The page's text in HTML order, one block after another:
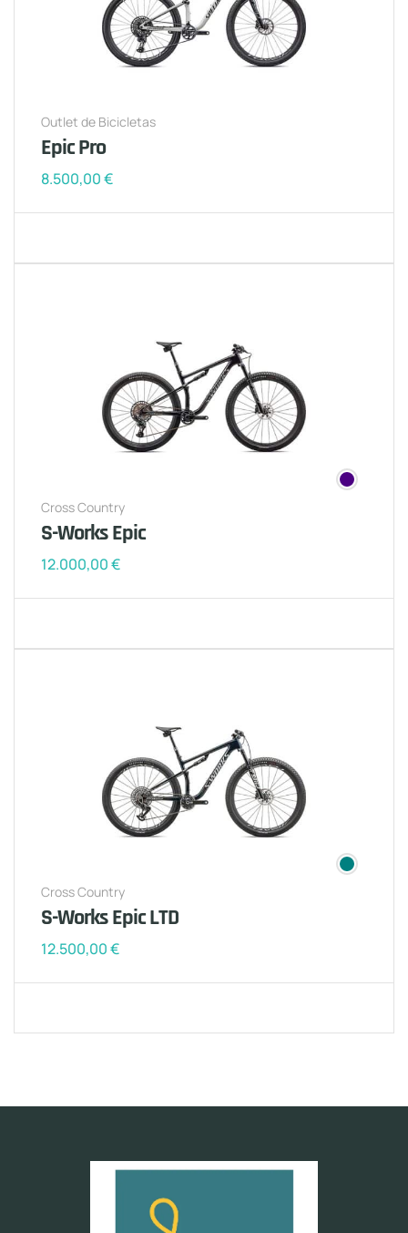
Outlet de Bicicletas
Epic Pro
8.500,00€
Cross Country
S-Works Epic
12.000,00€
Cross Country
S-Works Epic LTD
12.500,00€